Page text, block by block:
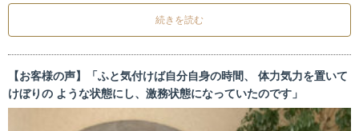
続きを読む
【お客様の声】「ふと気付けば自分自身の時間、 体力気力を置いて
けぼりの ような状態にし、激務状態になっていたのです」